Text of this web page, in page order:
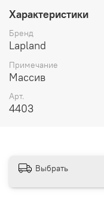
Размеры 1029
Современная
Направляющие
бренд BLUM;
Ручки Giusti –
лак/антик 24»,
помощью водных
Характеристики
Бренд
Lapland
Примечание
Массив
Арт.
4403
Выбрать